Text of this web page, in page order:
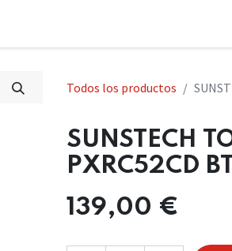
Todos los productos
SUNSTECH
PXRC52CD
139,00 €